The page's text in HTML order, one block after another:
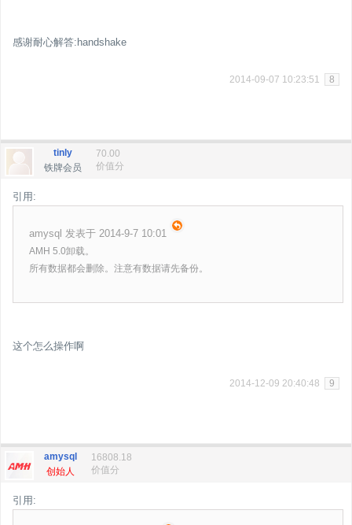
感谢耐心解答:handshake
2014-09-07 10:23:51 8
tinly
铁牌会员
70.00
价值分
引用:
amysql 发表于 2014-9-7 10:01
AMH 5.0卸载。
所有数据都会删除。注意有数据请先备份。
这个怎么操作啊
2014-12-09 20:40:48 9
amysql
创始人
16808.18
价值分
引用: